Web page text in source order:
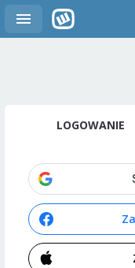
LOGOWANIE